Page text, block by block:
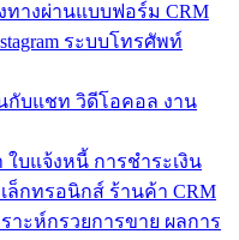
างผ่านแบบฟอร์ม CRM
ระบบโทรศัพท์
กับแชท วิดีโอคอล งาน
ใบแจ้งหนี้ การชำระเงิน
ล็กทรอนิกส์ ร้านค้า CRM
ราะห์กรวยการขาย ผลการ